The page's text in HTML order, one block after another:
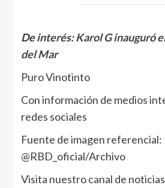
De interés:Karol G inauguró
del Mar
Puro Vinotinto
Con información de medios
redes sociales
Fuente de imagen referencial:
@RBD_oficial/Archivo
Visita nuestro canal de